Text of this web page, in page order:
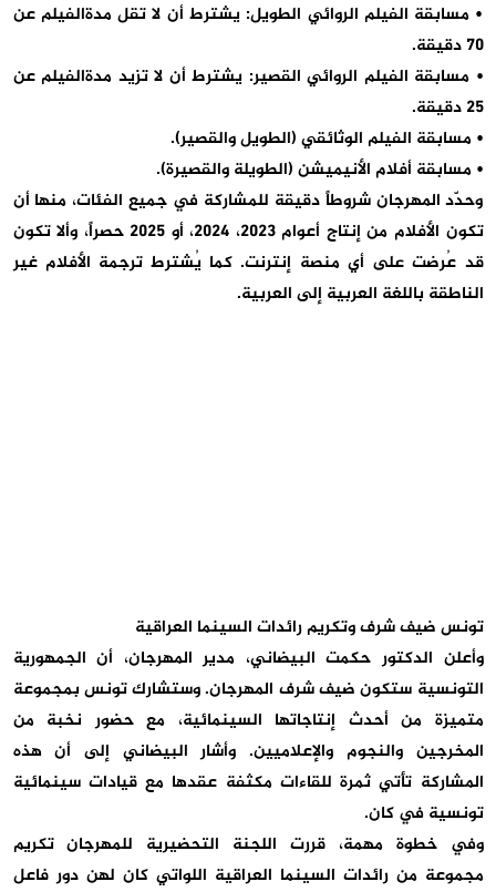
• مسابقة الفيلم الروائي الطويل: يشترط أن لا تقل مدةالفيلم عن
70 دقيقة.
• مسابقة الفيلم الروائي القصير: يشترط أن لا تزيد مدةالفيلم عن
25 دقيقة.
• مسابقة الفيلم الوثائقي (الطويل والقصير).
• مسابقة أفلام الأنيميشن (الطويلة والقصيرة).
وحدّد المهرجان شروطاً دقيقة للمشاركة في جميع الفئات، منها أن
تكون الأفلام من إنتاج أعوام 2023، 2024، أو 2025 حصراً، وألا تكون
قد عُرضت على أي منصة إنترنت. كما يُشترط ترجمة الأفلام غير
الناطقة باللغة العربية إلى العربية.
تونس ضيف شرف وتكريم رائدات السينما العراقية
وأعلن الدكتور حكمت البيضاني، مدير المهرجان، أن الجمهورية
التونسية ستكون ضيف شرف المهرجان. وستشارك تونس بمجموعة
متميزة من أحدث إنتاجاتها السينمائية، مع حضور نخبة من
المخرجين والنجوم والإعلاميين. وأشار البيضاني إلى أن هذه
المشاركة تأتي ثمرة للقاءات مكثفة عقدها مع قيادات سينمائية
تونسية في كان.
وفي خطوة مهمة، قررت اللجنة التحضيرية للمهرجان تكريم
مجموعة من رائدات السينما العراقية اللواتي كان لهن دور فاعل